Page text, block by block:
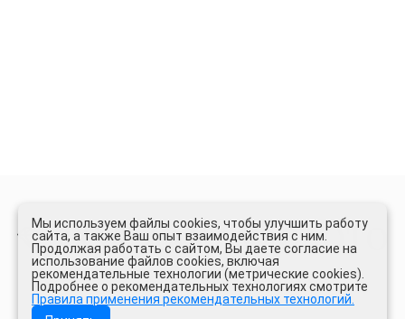
СЕТЬ ЛОМБАРДОВ
Мы используем файлы cookies, чтобы улучшить работу
сайта, а также Ваш опыт взаимодействия с ним.
Продолжая работать с сайтом, Вы даете согласие на
использование файлов cookies, включая
рекомендательные технологии (метрические cookies).
Подробнее о рекомендательных технологиях смотрите
Правила применения рекомендательных технологий.